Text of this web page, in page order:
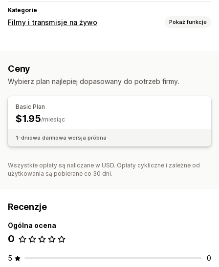
Kategorie
Filmy i transmisje na żywo Pokaż funkcje
Automatyczne odtwarzanie
Responsywność na urządzeniach mobilnych
Ceny
Wybierz plan najlepiej dopasowany do potrzeb firmy.
Basic Plan
$1.95/miesiąc
1-dniowa darmowa wersja próbna
Wszystkie opłaty są naliczane w USD. Opłaty cykliczne i zależne od
użytkowania są pobierane co 30 dni.
Recenzje
Ogólna ocena
0
5
0